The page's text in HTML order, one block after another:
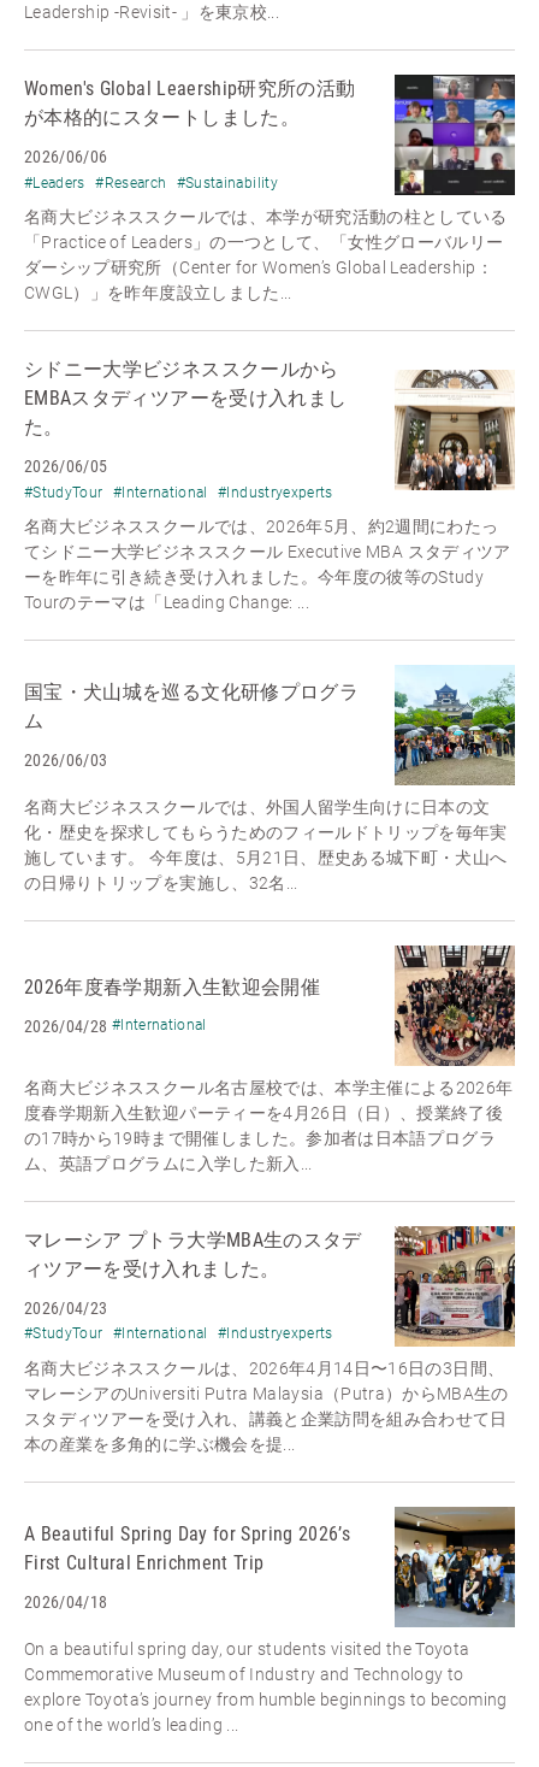
Leadership -Revisit- 」を東京校...
Women's Global Leaership研究所の活動
が本格的にスタートしました。
2026/06/06
#Leaders #Research #Sustainability
名商大ビジネススクールでは、本学が研究活動の柱としている
「Practice of Leaders」の一つとして、「女性グローバルリー
ダーシップ研究所（Center for Women’s Global Leadership：
CWGL）」を昨年度設立しました...
シドニー大学ビジネススクールから
EMBAスタディツアーを受け入れまし
た。
2026/06/05
#StudyTour #International #Industryexperts
名商大ビジネススクールでは、2026年5月、約2週間にわたっ
てシドニー大学ビジネススクール Executive MBA スタディツア
ーを昨年に引き続き受け入れました。今年度の彼等のStudy
Tourのテーマは「Leading Change: ...
国宝・犬山城を巡る文化研修プログラ
ム
2026/06/03
名商大ビジネススクールでは、外国人留学生向けに日本の文
化・歴史を探求してもらうためのフィールドトリップを毎年実
施しています。 今年度は、5月21日、歴史ある城下町・犬山へ
の日帰りトリップを実施し、32名...
2026年度春学期新入生歓迎会開催
2026/04/28 #International
名商大ビジネススクール名古屋校では、本学主催による2026年
度春学期新入生歓迎パーティーを4月26日（日）、授業終了後
の17時から19時まで開催しました。参加者は日本語プログラ
ム、英語プログラムに入学した新入...
マレーシア プトラ大学MBA生のスタデ
ィツアーを受け入れました。
2026/04/23
#StudyTour #International #Industryexperts
名商大ビジネススクールは、2026年4月14日〜16日の3日間、
マレーシアのUniversiti Putra Malaysia（Putra）からMBA生の
スタディツアーを受け入れ、講義と企業訪問を組み合わせて日
本の産業を多角的に学ぶ機会を提...
A Beautiful Spring Day for Spring 2026’s
First Cultural Enrichment Trip
2026/04/18
On a beautiful spring day, our students visited the Toyota
Commemorative Museum of Industry and Technology to
explore Toyota’s journey from humble beginnings to becoming
one of the world’s leading ...